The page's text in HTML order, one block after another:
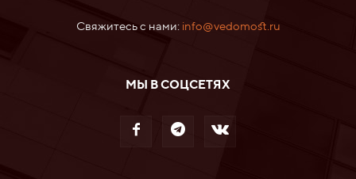
Свяжитесь с нами: info@vedomost.ru
МЫ В СОЦСЕТЯХ